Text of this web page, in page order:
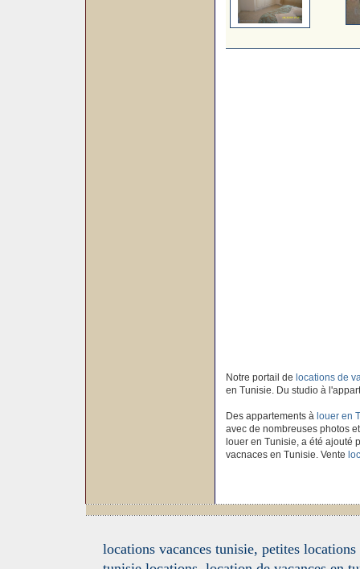
Notre portail de locations de
en Tunisie. Du studio à
Des appartements à louer en
avec de nombreuses photos
louer en Tunisie, a été ajouté
vacnaces en Tunisie. Vente
locations vacances tunisie, petites